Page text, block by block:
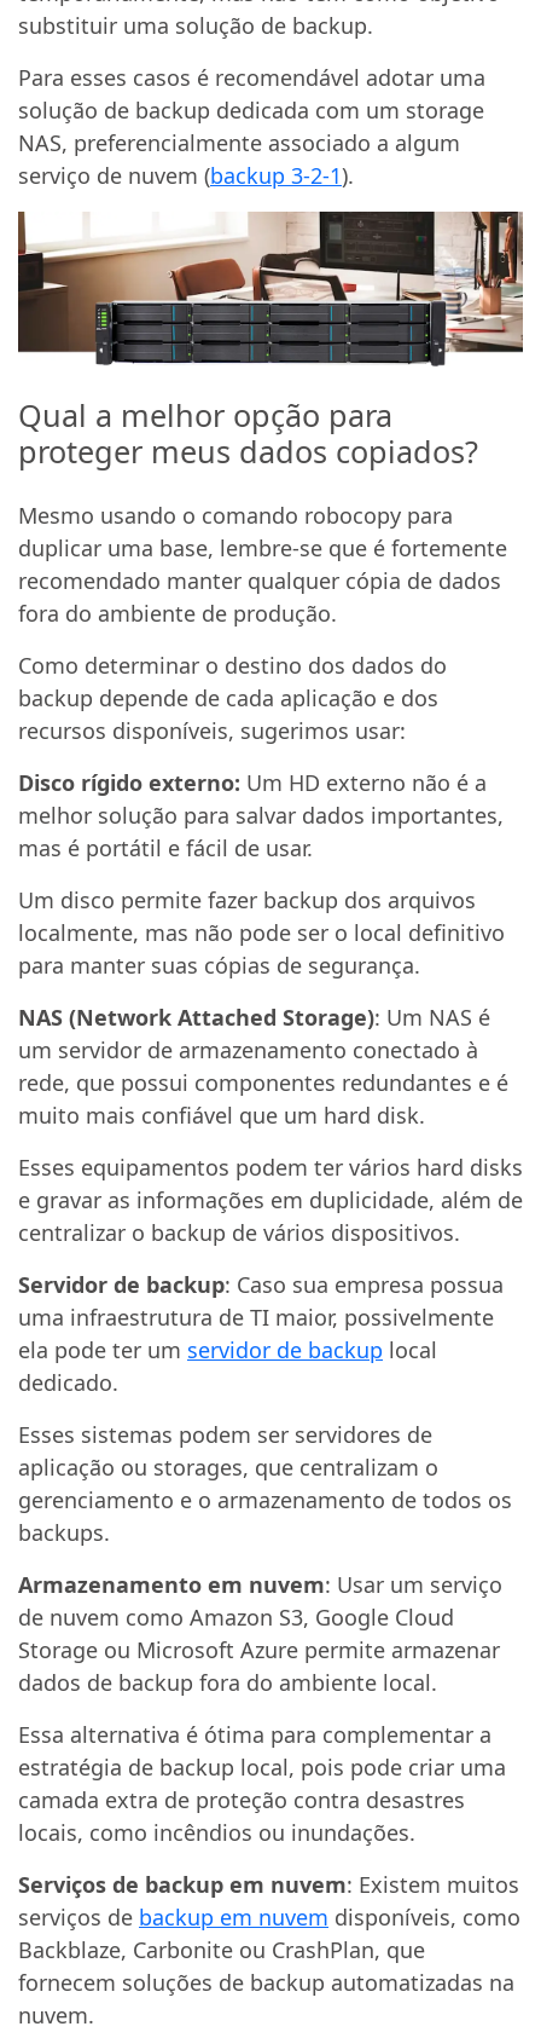
substituir uma solução de backup.
Para esses casos é recomendável adotar uma
solução de backup dedicada com um storage
NAS, preferencialmente associado a algum
serviço de nuvem (backup 3-2-1).
Qual a melhor opção para
proteger meus dados copiados?
Mesmo usando o comando robocopy para
duplicar uma base, lembre-se que é fortemente
recomendado manter qualquer cópia de dados
fora do ambiente de produção.
Como determinar o destino dos dados do
backup depende de cada aplicação e dos
recursos disponíveis, sugerimos usar:
Disco rígido externo: Um HD externo não é a
melhor solução para salvar dados importantes,
mas é portátil e fácil de usar.
Um disco permite fazer backup dos arquivos
localmente, mas não pode ser o local definitivo
para manter suas cópias de segurança.
NAS (Network Attached Storage): Um NAS é
um servidor de armazenamento conectado à
rede, que possui componentes redundantes e é
muito mais confiável que um hard disk.
Esses equipamentos podem ter vários hard disks
e gravar as informações em duplicidade, além de
centralizar o backup de vários dispositivos.
Servidor de backup: Caso sua empresa possua
uma infraestrutura de TI maior, possivelmente
ela pode ter um servidor de backup local
dedicado.
Esses sistemas podem ser servidores de
aplicação ou storages, que centralizam o
gerenciamento e o armazenamento de todos os
backups.
Armazenamento em nuvem: Usar um serviço
de nuvem como Amazon S3, Google Cloud
Storage ou Microsoft Azure permite armazenar
dados de backup fora do ambiente local.
Essa alternativa é ótima para complementar a
estratégia de backup local, pois pode criar uma
camada extra de proteção contra desastres
locais, como incêndios ou inundações.
Serviços de backup em nuvem: Existem muitos
serviços de backup em nuvem disponíveis, como
Backblaze, Carbonite ou CrashPlan, que
fornecem soluções de backup automatizadas na
nuvem.